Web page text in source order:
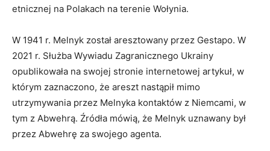
etnicznej na Polakach na terenie Wołynia.
W 1941 r. Melnyk został aresztowany przez Gestapo. W
2021 r. Służba Wywiadu Zagranicznego Ukrainy
opublikowała na swojej stronie internetowej artykuł, w
którym zaznaczono, że areszt nastąpił mimo
utrzymywania przez Melnyka kontaktów z Niemcami, w
tym z Abwehrą. Źródła mówią, że Melnyk uznawany był
przez Abwehrę za swojego agenta.